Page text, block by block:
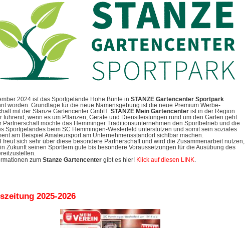
2024 ist das Sportgelände Hohe Bünte in STANZE Gartencenter Sportpark
worden. Grundlage für die neue Namensgebung ist die neue Premium Werbe-
mit der Stanze Gartencenter GmbH. STANZE Mein Gartencenter ist in der Region
führend, wenn es um Pflanzen, Geräte und Dienstleistungen rund um den Garten geht.
Partnerschaft möchte das Hemminger Traditionsunternehmen den Sportbetrieb und die
Sportgeländes beim SC Hemmingen-Westerfeld unterstützen und somit sein soziales
am Beispiel Amateursport am Unternehmensstandort sichtbar machen.
freut sich sehr über diese besondere Partnerschaft und wird die Zusammenarbeit nutzen,
Zukunft seinen Sportlern gute bis besondere Voraussetzungen für die Ausübung des
zum Stanze Gartencenter gibt es hier! Klick auf diesen LINK.
2025-2026